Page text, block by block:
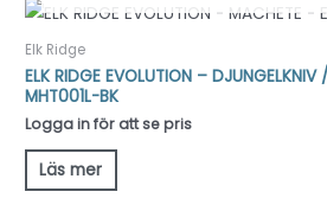
Elk Ridge
ELK RIDGE EVOLUTION –
MHT001L-BK
Logga in för att se pris
Läs mer